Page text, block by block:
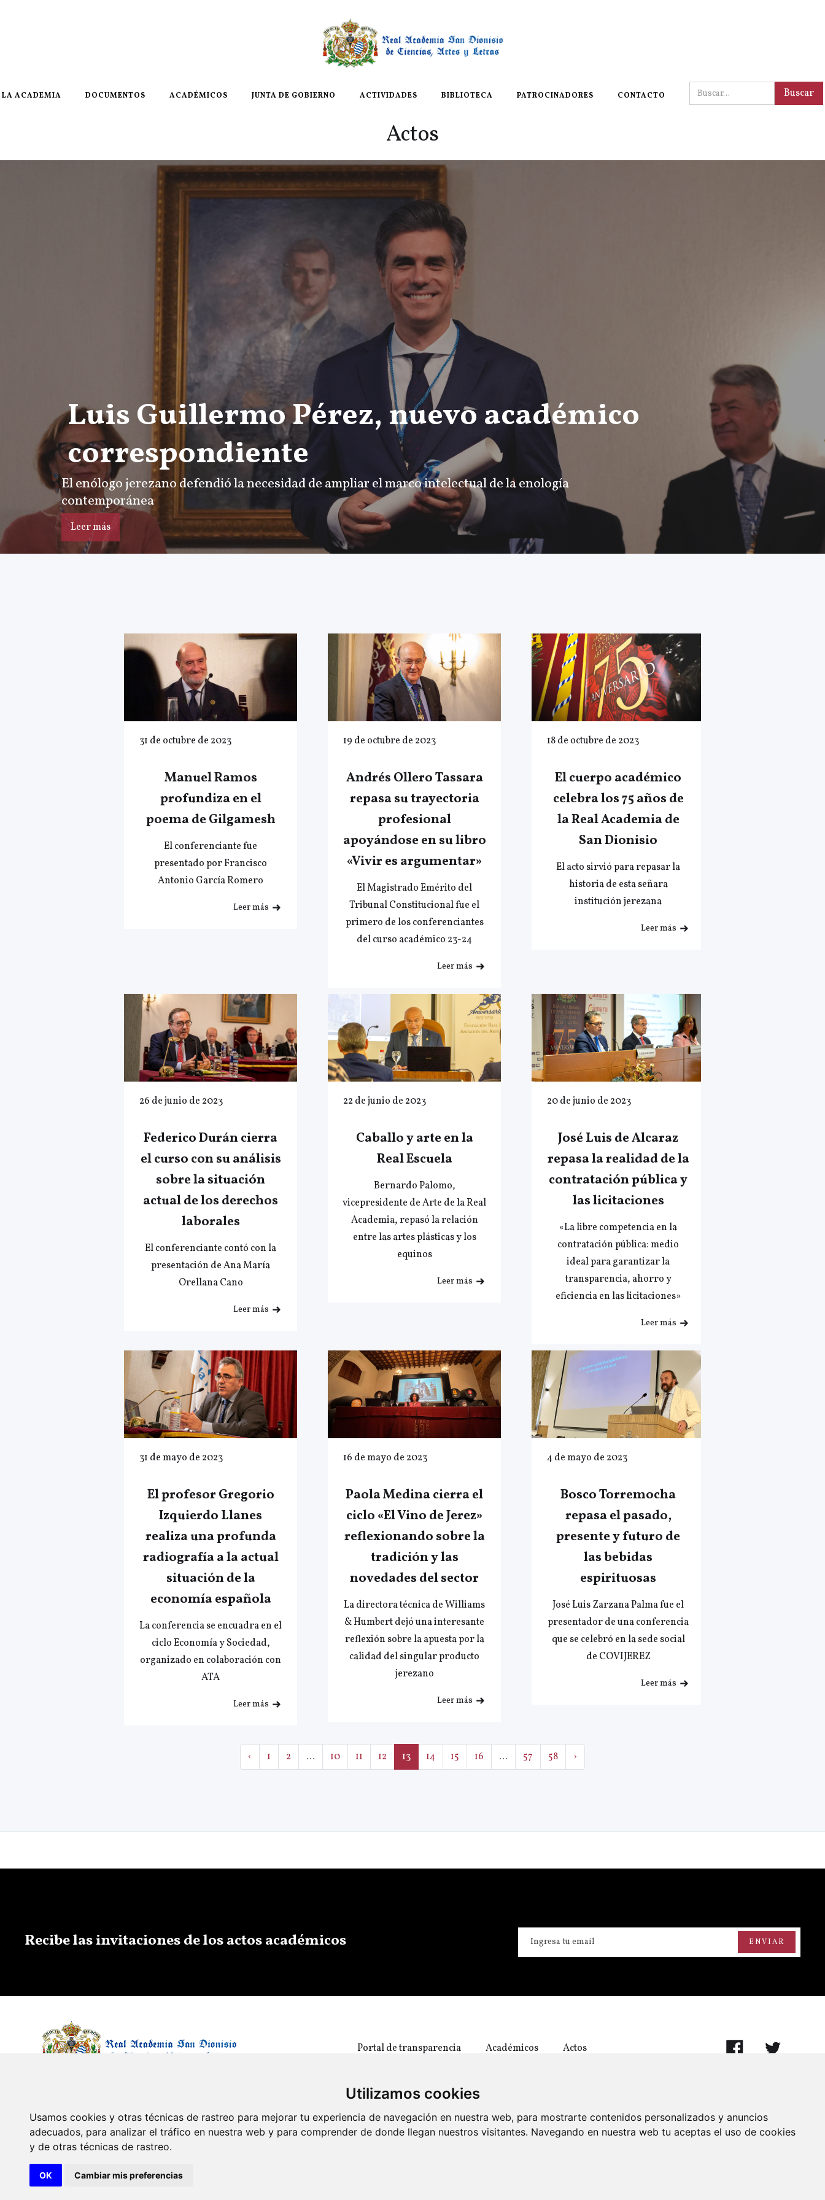
Utilizamos cookies
Usamos cookies y otras técnicas de rastreo para mejorar tu experiencia de navegación en nuestra web, para mostrarte contenidos personalizados y anuncios
adecuados, para analizar el tráfico en nuestra web y para comprender de donde llegan nuestros visitantes. Navegando en nuestra web tu aceptas el uso de cookies
y de otras técnicas de rastreo.
OK Cambiar mis preferencias
LA ACADEMIA DOCUMENTOS ACADÉMICOS JUNTA DE GOBIERNO ACTIVIDADES BIBLIOTECA PATROCINADORES CONTACTO
Actos
Luis Guillermo Pérez, nuevo académico
correspondiente
El enólogo jerezano defendió la necesidad de ampliar el marco intelectual de la enología
contemporánea
Leer más
31 de octubre de 2023
Manuel Ramos
profundiza en el
poema de Gilgamesh
El conferenciante fue
presentado por Francisco
Antonio García Romero
Leer más
19 de octubre de 2023
Andrés Ollero Tassara
repasa su trayectoria
profesional
apoyándose en su libro
«Vivir es argumentar»
El Magistrado Emérito del
Tribunal Constitucional fue el
primero de los conferenciantes
del curso académico 23-24
Leer más
18 de octubre de 2023
El cuerpo académico
celebra los 75 años de
la Real Academia de
San Dionisio
El acto sirvió para repasar la
historia de esta señara
institución jerezana
Leer más
26 de junio de 2023
Federico Durán cierra
el curso con su análisis
sobre la situación
actual de los derechos
laborales
El conferenciante contó con la
presentación de Ana María
Orellana Cano
Leer más
22 de junio de 2023
Caballo y arte en la
Real Escuela
Bernardo Palomo,
vicepresidente de Arte de la Real
Academia, repasó la relación
entre las artes plásticas y los
equinos
Leer más
20 de junio de 2023
José Luis de Alcaraz
repasa la realidad de la
contratación pública y
las licitaciones
«La libre competencia en la
contratación pública: medio
ideal para garantizar la
transparencia, ahorro y
eficiencia en las licitaciones»
Leer más
31 de mayo de 2023
El profesor Gregorio
Izquierdo Llanes
realiza una profunda
radiografía a la actual
situación de la
economía española
La conferencia se encuadra en el
ciclo Economía y Sociedad,
organizado en colaboración con
ATA
Leer más
16 de mayo de 2023
Paola Medina cierra el
ciclo «El Vino de Jerez»
reflexionando sobre la
tradición y las
novedades del sector
La directora técnica de Williams
& Humbert dejó una interesante
reflexión sobre la apuesta por la
calidad del singular producto
jerezano
Leer más
4 de mayo de 2023
Bosco Torremocha
repasa el pasado,
presente y futuro de
las bebidas
espirituosas
José Luis Zarzana Palma fue el
presentador de una conferencia
que se celebró en la sede social
de COVIJEREZ
Leer más
‹ 1 2 ... 10 11 12 13 14 15 16 ... 57 58 ›
Recibe las invitaciones de los actos académicos
Portal de transparencia Académicos Actos